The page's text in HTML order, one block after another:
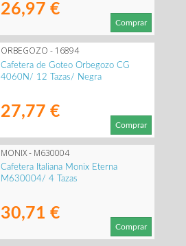
26,97 €
Comprar
ORBEGOZO - 16894
Cafetera de Goteo Orbegozo CG
4060N/ 12 Tazas/ Negra
27,77 €
Comprar
MONIX - M630004
Cafetera Italiana Monix Eterna
M630004/ 4 Tazas
30,71 €
Comprar